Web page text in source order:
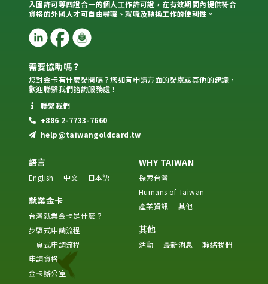
入國許可等四證合一的個人工作許可證，在有效期間內提供符合
資格的外國人才可自由尋職、就職及轉換工作的便利性。
需要協助嗎？
您對金卡有什麼疑問嗎？您如有申請方面的疑慮或其他的建議，
歡迎聯繫我們諮詢服務處！
聯繫我們
+886 2-7733-7660
help@taiwangoldcard.tw
語言
English 中文 日本語
就業金卡
台灣就業金卡是什麼？
步驟式申請流程
一頁式申請流程
申請資格
金卡辦公室
WHY TAIWAN
探索台灣
Humans of Taiwan
產業資訊
其他
其他
活動 最新消息 聯絡我們